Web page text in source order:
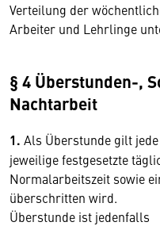
Verteilung der
Arbeiter und Lehrlinge
§ 4 Überstunden-,
Nachtarbeit
1. Als Überstunde gilt
jeweilige festgesetzte
Normalarbeitszeit sowie
überschritten wird.
Überstunde ist jedenfalls